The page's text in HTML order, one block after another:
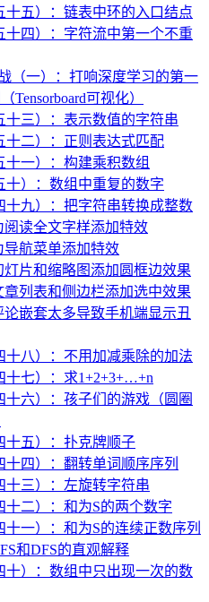
十五）：链表中环的入口结点
十四）：字符流中第一个不重
（一）：打响深度学习的第一
Tensorboard可视化）
十三）：表示数值的字符串
十二）：正则表达式匹配
十一）：构建乘积数组
十）：数组中重复的数字
十九）：把字符串转换成整数
阅读全文字样添加特效
导航菜单添加特效
灯片和缩略图添加圆框边效果
章列表和侧边栏添加选中效果
论嵌套太多导致手机端显示丑
十八）：不用加减乘除的加法
十七）：求1+2+3+…+n
十六）：孩子们的游戏（圆圈
十五）：扑克牌顺子
十四）：翻转单词顺序序列
十三）：左旋转字符串
十二）：和为S的两个数字
十一）：和为S的连续正数序列
和DFS的直观解释
十）：数组中只出现一次的数